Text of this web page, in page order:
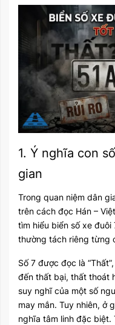
1. Ý nghĩa con
gian
Trong quan niệm dân
trên cách đọc Hán –
tìm hiểu biển số xe
thường tách riêng từng
Số 7 được đọc là
đến thất bại, thất thoát
suy nghĩ của một số
may mắn. Tuy nhiên, ở
nghĩa tâm linh đặc biệt.